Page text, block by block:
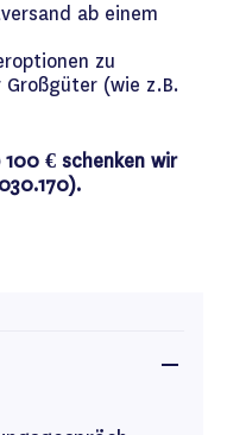
ab einem
zu
(wie z.B.
€ schenken wir